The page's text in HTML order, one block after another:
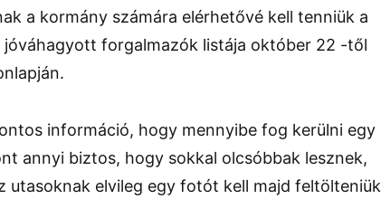
a kormány számára elérhetővé kell tenniük a
forgalmazók listája október 22 -től
információ, hogy mennyibe fog kerülni egy
annyi biztos, hogy sokkal olcsóbbak lesznek,
utasoknak elvileg egy fotót kell majd feltölteniük